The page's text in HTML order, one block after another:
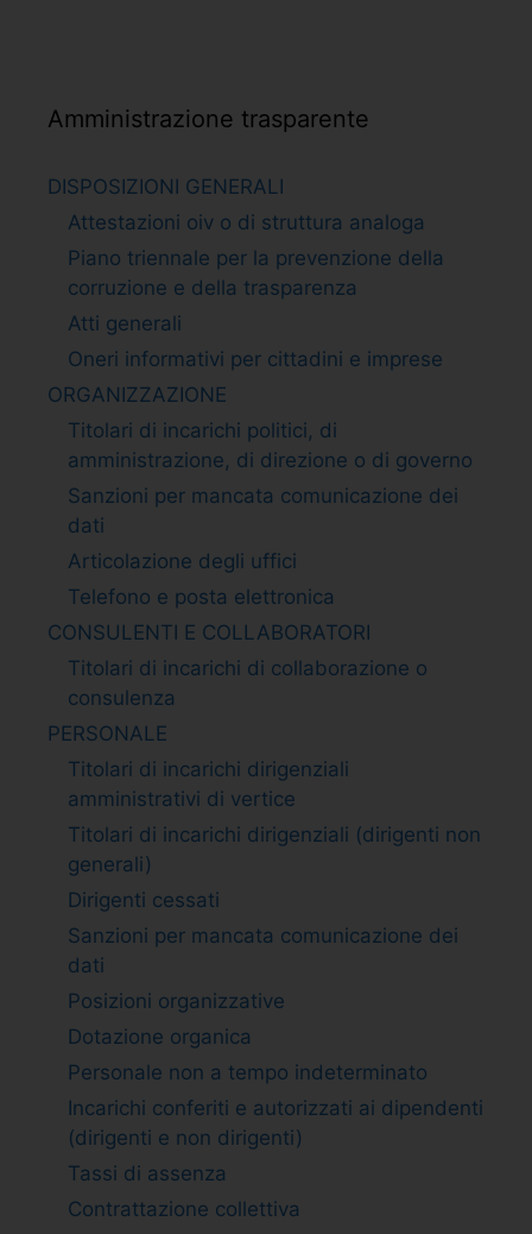
Amministrazione trasparente
DISPOSIZIONI GENERALI
Attestazioni oiv o di struttura analoga
Piano triennale per la prevenzione della
corruzione e della trasparenza
Atti generali
Oneri informativi per cittadini e imprese
ORGANIZZAZIONE
Titolari di incarichi politici, di
amministrazione, di direzione o di governo
Sanzioni per mancata comunicazione dei
dati
Articolazione degli uffici
Telefono e posta elettronica
CONSULENTI E COLLABORATORI
Titolari di incarichi di collaborazione o
consulenza
PERSONALE
Titolari di incarichi dirigenziali
amministrativi di vertice
Titolari di incarichi dirigenziali (dirigenti non
generali)
Dirigenti cessati
Sanzioni per mancata comunicazione dei
dati
Posizioni organizzative
Dotazione organica
Personale non a tempo indeterminato
Incarichi conferiti e autorizzati ai dipendenti
(dirigenti e non dirigenti)
Tassi di assenza
Contrattazione collettiva